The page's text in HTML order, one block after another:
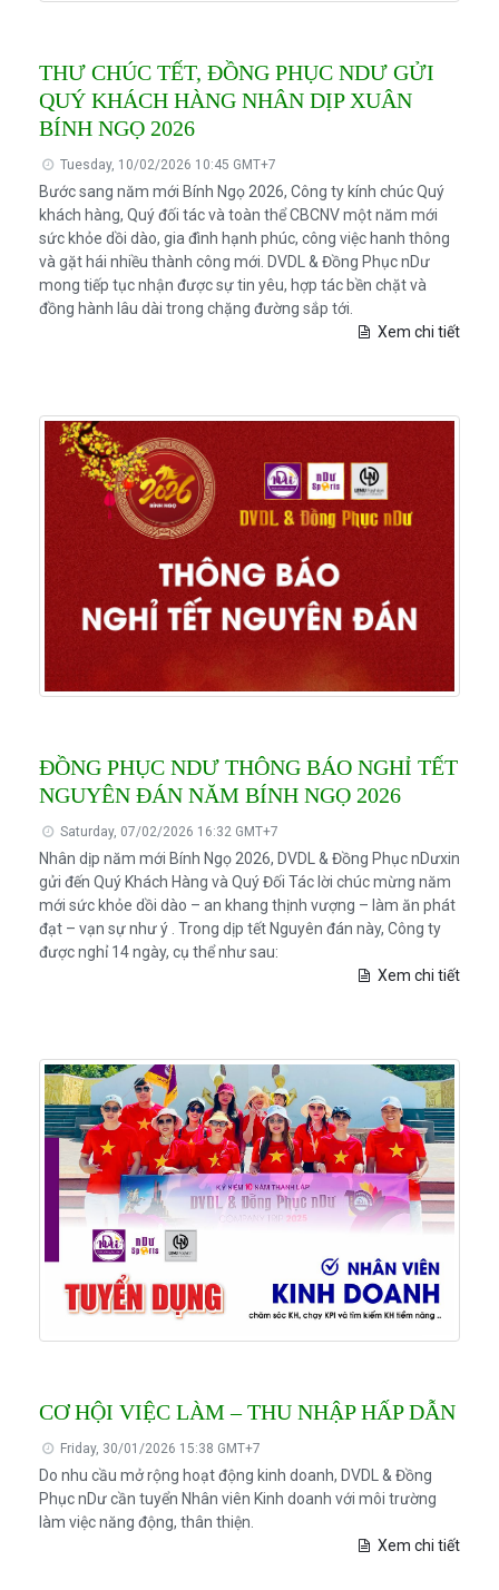
THƯ CHÚC TẾT, ĐỒNG PHỤC NDƯ GỬI
QUÝ KHÁCH HÀNG NHÂN DỊP XUÂN
BÍNH NGỌ 2026
Tuesday, 10/02/2026 10:45 GMT+7
Bước sang năm mới Bính Ngọ 2026, Công ty kính chúc Quý
khách hàng, Quý đối tác và toàn thể CBCNV một năm mới
sức khỏe dồi dào, gia đình hạnh phúc, công việc hanh thông
và gặt hái nhiều thành công mới. DVDL & Đồng Phục nDư
mong tiếp tục nhận được sự tin yêu, hợp tác bền chặt và
đồng hành lâu dài trong chặng đường sắp tới.
Xem chi tiết
ĐỒNG PHỤC NDƯ THÔNG BÁO NGHỈ TẾT
NGUYÊN ĐÁN NĂM BÍNH NGỌ 2026
Saturday, 07/02/2026 16:32 GMT+7
Nhân dịp năm mới Bính Ngọ 2026, DVDL & Đồng Phục nDưxin
gửi đến Quý Khách Hàng và Quý Đối Tác lời chúc mừng năm
mới sức khỏe dồi dào – an khang thịnh vượng – làm ăn phát
đạt – vạn sự như ý . Trong dịp tết Nguyên đán này, Công ty
được nghỉ 14 ngày, cụ thể như sau:
Xem chi tiết
CƠ HỘI VIỆC LÀM – THU NHẬP HẤP DẪN
Friday, 30/01/2026 15:38 GMT+7
Do nhu cầu mở rộng hoạt động kinh doanh, DVDL & Đồng
Phục nDư cần tuyển Nhân viên Kinh doanh với môi trường
làm việc năng động, thân thiện.
Xem chi tiết